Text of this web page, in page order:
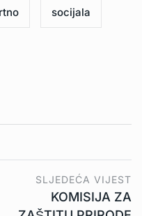
socijala
SLJEDEĆA VIJEST
KOMISIJA ZA